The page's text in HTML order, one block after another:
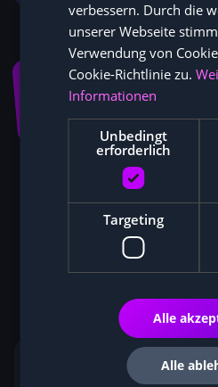
Service
Partnerschaft
Vielleicht lässt sich hier
Warum ist ein
verbessern. Durch die
unserer Webseite
Verwendung von
Cookie-Richtlinie zu.
Informationen
Unbedingt
erforderlich
Targeting
Alle
Alle